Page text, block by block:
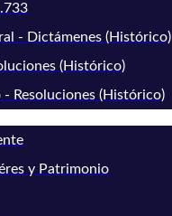
- Dictámenes (Histórico)
(Histórico)
Resoluciones (Histórico)
y Patrimonio